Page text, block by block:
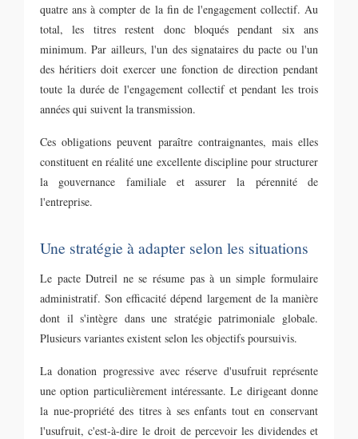
quatre ans à compter de la fin de l'engagement collectif. Au
total, les titres restent donc bloqués pendant six ans
minimum. Par ailleurs, l'un des signataires du pacte ou l'un
des héritiers doit exercer une fonction de direction pendant
toute la durée de l'engagement collectif et pendant les trois
années qui suivent la transmission.
Ces obligations peuvent paraître contraignantes, mais elles
constituent en réalité une excellente discipline pour structurer
la gouvernance familiale et assurer la pérennité de
l'entreprise.
Une stratégie à adapter selon les situations
Le pacte Dutreil ne se résume pas à un simple formulaire
administratif. Son efficacité dépend largement de la manière
dont il s'intègre dans une stratégie patrimoniale globale.
Plusieurs variantes existent selon les objectifs poursuivis.
La donation progressive avec réserve d'usufruit représente
une option particulièrement intéressante. Le dirigeant donne
la nue-propriété des titres à ses enfants tout en conservant
l'usufruit, c'est-à-dire le droit de percevoir les dividendes et